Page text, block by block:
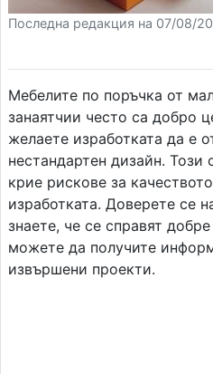
Последна редакция на 07/08/
Мебелите по поръчка от
занаятчии често са добро
желаете изработката да е
нестандартен дизайн.
крие рискове за
изработката. Доверете се
знаете, че се справят
можете да получите
извършени проекти.